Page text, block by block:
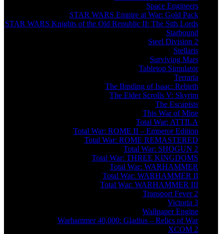
Space Engineers
STAR WARS Empire at War: Gold Pack
STAR WARS Knights of the Old Republic II: The Sith Lords
Starbound
Steel Division 2
Stellaris
Surviving Mars
Tabletop Simulator
Terraria
The Binding of Isaac: Rebirth
The Elder Scrolls V: Skyrim
The Escapists
This War of Mine
Total War: ATTILA
Total War: ROME II – Emperor Edition
Total War: ROME REMASTERED
Total War: SHOGUN 2
Total War: THREE KINGDOMS
Total War: WARHAMMER
Total War: WARHAMMER II
Total War: WARHAMMER III
Transport Fever 2
Victoria 3
Wallpaper Engine
Warhammer 40,000: Gladius – Relics of War
XCOM 2